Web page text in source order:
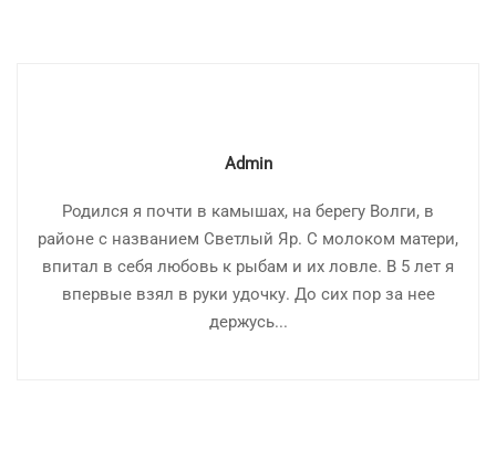
Admin
Родился я почти в камышах, на берегу Волги, в
районе с названием Светлый Яр. С молоком матери,
впитал в себя любовь к рыбам и их ловле. В 5 лет я
впервые взял в руки удочку. До сих пор за нее
держусь...